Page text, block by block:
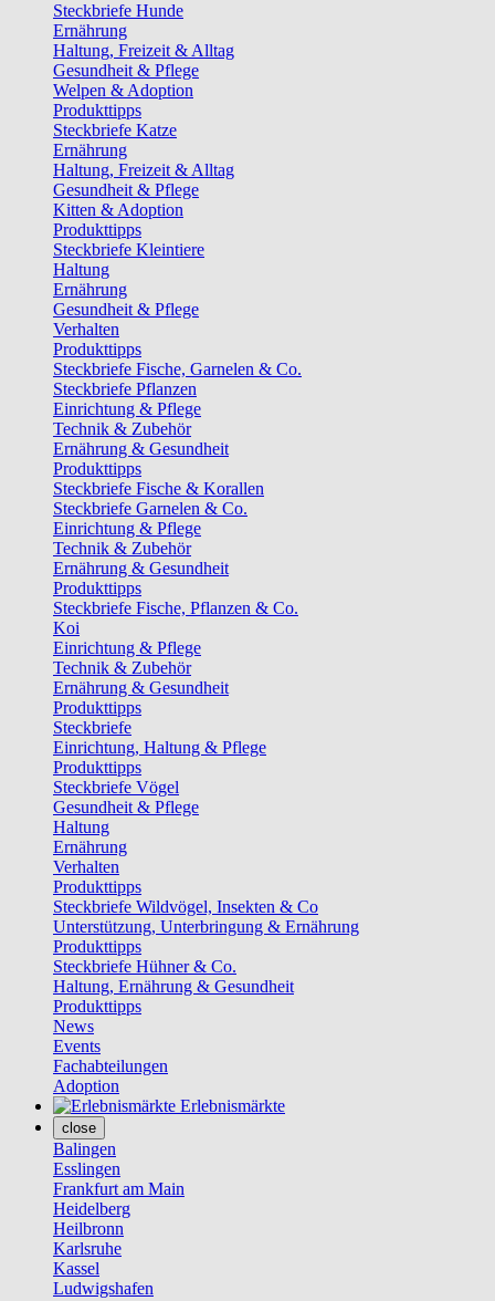
Steckbriefe Hunde
Ernährung
Haltung, Freizeit & Alltag
Gesundheit & Pflege
Welpen & Adoption
Produkttipps
Steckbriefe Katze
Ernährung
Haltung, Freizeit & Alltag
Gesundheit & Pflege
Kitten & Adoption
Produkttipps
Steckbriefe Kleintiere
Haltung
Ernährung
Gesundheit & Pflege
Verhalten
Produkttipps
Steckbriefe Fische, Garnelen & Co.
Steckbriefe Pflanzen
Einrichtung & Pflege
Technik & Zubehör
Ernährung & Gesundheit
Produkttipps
Steckbriefe Fische & Korallen
Steckbriefe Garnelen & Co.
Einrichtung & Pflege
Technik & Zubehör
Ernährung & Gesundheit
Produkttipps
Steckbriefe Fische, Pflanzen & Co.
Koi
Einrichtung & Pflege
Technik & Zubehör
Ernährung & Gesundheit
Produkttipps
Steckbriefe
Einrichtung, Haltung & Pflege
Produkttipps
Steckbriefe Vögel
Gesundheit & Pflege
Haltung
Ernährung
Verhalten
Produkttipps
Steckbriefe Wildvögel, Insekten & Co
Unterstützung, Unterbringung & Ernährung
Produkttipps
Steckbriefe Hühner & Co.
Haltung, Ernährung & Gesundheit
Produkttipps
News
Events
Fachabteilungen
Adoption
Erlebnismärkte
close
Balingen
Esslingen
Frankfurt am Main
Heidelberg
Heilbronn
Karlsruhe
Kassel
Ludwigshafen